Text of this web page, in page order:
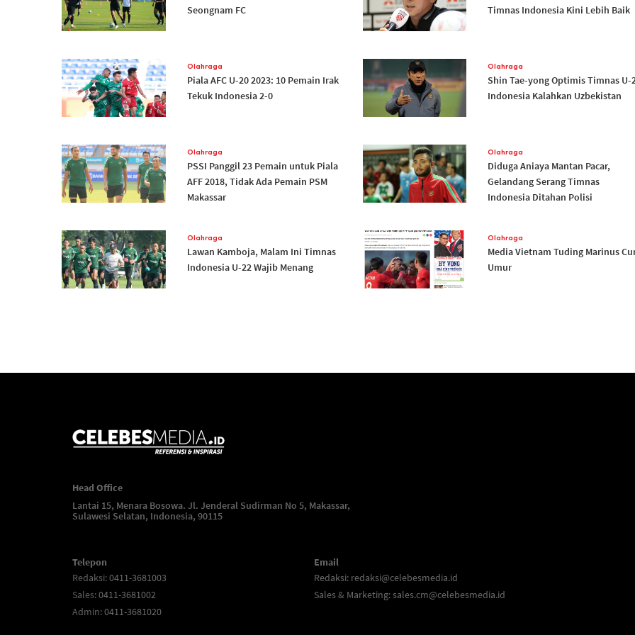
Seongnam FC
Timnas Indonesia Kini Lebih Baik
Olahraga
Piala AFC U-20 2023: 10 Pemain Irak
Tekuk Indonesia 2-0
Olahraga
Shin Tae-yong Optimis Timnas U-
Indonesia Kalahkan Uzbekistan
Olahraga
PSSI Panggil 23 Pemain untuk Piala
AFF 2018, Tidak Ada Pemain PSM
Makassar
Olahraga
Diduga Aniaya Mantan Pacar,
Gelandang Serang Timnas
Indonesia Ditahan Polisi
Olahraga
Lawan Kamboja, Malam Ini Timnas
Indonesia U-22 Wajib Menang
Olahraga
Media Vietnam Tuding Marinus
Umur
Head Office
Lantai 15, Menara Bosowa. Jl. Jenderal Sudirman No 5, Makassar,
Sulawesi Selatan, Indonesia, 90115
Telepon
Redaksi: 0411-3681003
Sales: 0411-3681002
Admin: 0411-3681020
Email
Redaksi: redaksi@celebesmedia.id
Sales & Marketing:sales.cm@celebesmedia.id